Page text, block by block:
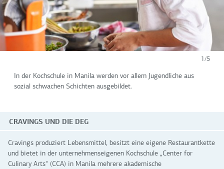
1/5
In der Kochschule in Manila werden vor allem Jugendliche aus
sozial schwachen Schichten ausgebildet.
CRAVINGS UND DIE DEG
Cravings produziert Lebensmittel, besitzt eine eigene Restaurantkette
und bietet in der unternehmenseigenen Kochschule „Center for
Culinary Arts“ (CCA) in Manila mehrere akademische